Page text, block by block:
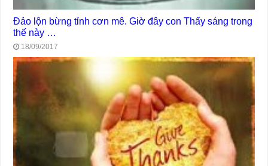
Đảo lộn bừng tỉnh cơn mê. Giờ đây con Thấy sáng trong
thế này …
18/09/2017